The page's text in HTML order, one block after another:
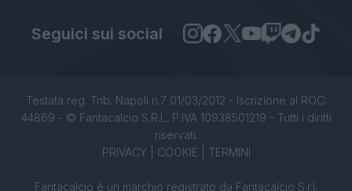
Seguici sui social
Testata reg. Trib. Napoli n.7 01/03/2012 - Iscrizione al ROC:
44869 - © Fantacalcio S.R.L. P.IVA 10938501219 - Tutti i diritti
riservati.
PRIVACY| COOKIE TERMINI
Fantacalcio è un marchio registrato da Fantacalcio S.r.l.